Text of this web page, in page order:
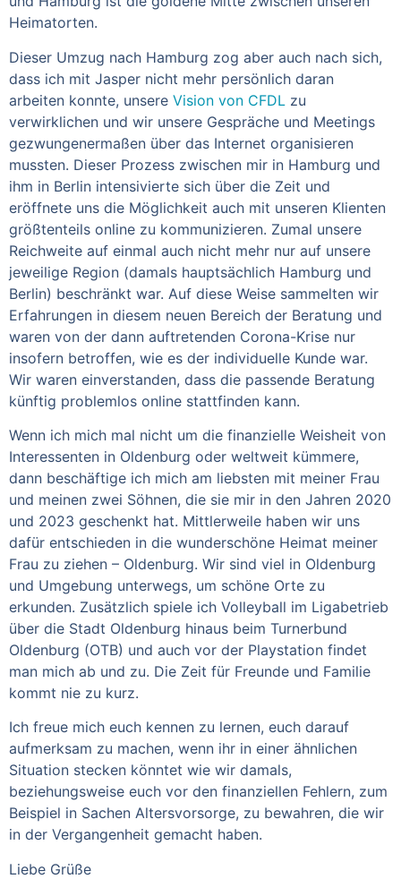
Heimatorten.
Dieser Umzug nach Hamburg zog aber auch nach sich,
dass ich mit Jasper nicht mehr persönlich daran
arbeiten konnte, unsere Vision von CFDL zu
verwirklichen und wir unsere Gespräche und Meetings
gezwungenermaßen über das Internet organisieren
mussten. Dieser Prozess zwischen mir in Hamburg und
ihm in Berlin intensivierte sich über die Zeit und
eröffnete uns die Möglichkeit auch mit unseren Klienten
größtenteils online zu kommunizieren. Zumal unsere
Reichweite auf einmal auch nicht mehr nur auf unsere
jeweilige Region (damals hauptsächlich Hamburg und
Berlin) beschränkt war. Auf diese Weise sammelten wir
Erfahrungen in diesem neuen Bereich der Beratung und
waren von der dann auftretenden Corona-Krise nur
insofern betroffen, wie es der individuelle Kunde war.
Wir waren einverstanden, dass die passende Beratung
künftig problemlos online stattfinden kann.
Wenn ich mich mal nicht um die finanzielle Weisheit von
Interessenten in Oldenburg oder weltweit kümmere,
dann beschäftige ich mich am liebsten mit meiner Frau
und meinen zwei Söhnen, die sie mir in den Jahren 2020
und 2023 geschenkt hat. Mittlerweile haben wir uns
dafür entschieden in die wunderschöne Heimat meiner
Frau zu ziehen – Oldenburg. Wir sind viel in Oldenburg
und Umgebung unterwegs, um schöne Orte zu
erkunden. Zusätzlich spiele ich Volleyball im Ligabetrieb
über die Stadt Oldenburg hinaus beim Turnerbund
Oldenburg (OTB) und auch vor der Playstation findet
man mich ab und zu. Die Zeit für Freunde und Familie
kommt nie zu kurz.
Ich freue mich euch kennen zu lernen, euch darauf
aufmerksam zu machen, wenn ihr in einer ähnlichen
Situation stecken könntet wie wir damals,
beziehungsweise euch vor den finanziellen Fehlern, zum
Beispiel in Sachen Altersvorsorge, zu bewahren, die wir
in der Vergangenheit gemacht haben.
Liebe Grüße